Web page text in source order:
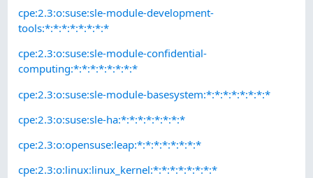
cpe:2.3:o:suse:sle-module-development-
tools:*:*:*:*:*:*:*:*
cpe:2.3:o:suse:sle-module-confidential-
computing:*:*:*:*:*:*:*:*
cpe:2.3:o:suse:sle-module-basesystem:*:*:*:*:*:*:*:*
cpe:2.3:o:suse:sle-ha:*:*:*:*:*:*:*:*
cpe:2.3:o:opensuse:leap:*:*:*:*:*:*:*:*
cpe:2.3:o:linux:linux_kernel:*:*:*:*:*:*:*:*